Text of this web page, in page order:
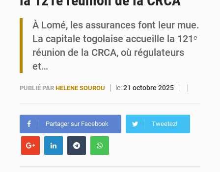
Victoire Dogbé prône l’engagement politique des femmes à Kigali
À Lomé, les assurances font leur mue.
La capitale togolaise accueille la 121ᵉ
réunion de la CRCA, où régulateurs
et…
PUBLIÉ PAR HELENE SOUROU le:21 octobre 2025
Partager sur Facebook Tweetez!